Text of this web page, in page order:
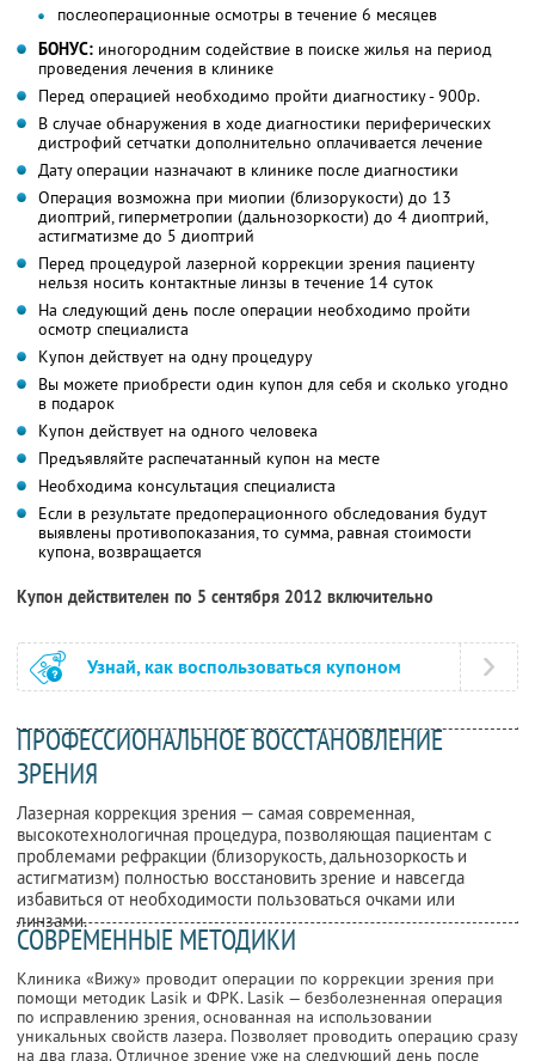
послеоперационные осмотры в течение 6 месяцев
БОНУС: иногородним содействие в поиске жилья на период
проведения лечения в клинике
Перед операцией необходимо пройти диагностику - 900р.
В случае обнаружения в ходе диагностики периферических
дистрофий сетчатки дополнительно оплачивается лечение
Дату операции назначают в клинике после диагностики
Операция возможна при миопии (близорукости) до 13
диоптрий, гиперметропии (дальнозоркости) до 4 диоптрий,
астигматизме до 5 диоптрий
Перед процедурой лазерной коррекции зрения пациенту
нельзя носить контактные линзы в течение 14 суток
На следующий день после операции необходимо пройти
осмотр специалиста
Купон действует на одну процедуру
Вы можете приобрести один купон для себя и сколько угодно
в подарок
Купон действует на одного человека
Предъявляйте распечатанный купон на месте
Необходима консультация специалиста
Если в результате предоперационного обследования будут
выявлены противопоказания, то сумма, равная стоимости
купона, возвращается
Купон действителен по 5 сентября 2012 включительно
Узнай, как воспользоваться купоном
ПРОФЕССИОНАЛЬНОЕ ВОССТАНОВЛЕНИЕ
ЗРЕНИЯ
Лазерная коррекция зрения — самая современная,
высокотехнологичная процедура, позволяющая пациентам с
проблемами рефракции (близорукость, дальнозоркость и
астигматизм) полностью восстановить зрение и навсегда
избавиться от необходимости пользоваться очками или
линзами.
СОВРЕМЕННЫЕ МЕТОДИКИ
Клиника «Вижу» проводит операции по коррекции зрения при
помощи методик Lasik и ФРК. Lasik — безболезненная операция
по исправлению зрения, основанная на использовании
уникальных свойств лазера. Позволяет проводить операцию сразу
на два глаза. Отличное зрение уже на следующий день после